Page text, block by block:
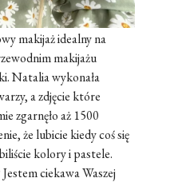
makijaż idealny na
makijażu
Natalia wykonała
a zdjęcie które
zgarnęło aż 1500
że lubicie kiedy coś się
kolory i pastele.
ciekawa Waszej